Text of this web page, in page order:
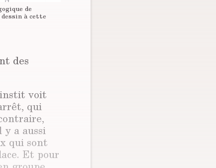
de
à cette
des
instit voit
qui
a aussi
qui sont
Et pour